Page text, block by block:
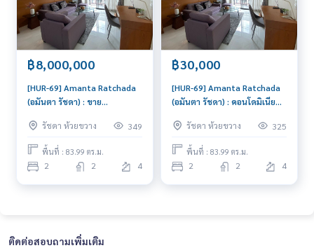
฿8,000,000
[HUR-69] Amanta Ratchada
(อมันตา รัชดา) : ขาย
รัชดาภิเษก พร้อมเข้าอยู่ทันที นัด
ดูห้องได้เลย
รัชดา ห้วยขวาง 349
พื้นที่ : 83.99 ตร.ม.
2 2 4
฿30,000
[HUR-69] Amanta Ratchada
(อมันตา รัชดา) : คอนโดมิเนียม
รัชดาภิเษก คอนโดห้องสวย
ราคาดี
รัชดา ห้วยขวาง 325
พื้นที่ : 83.99 ตร.ม.
2 2 4
ติดต่อสอบถามเพิ่มเติม